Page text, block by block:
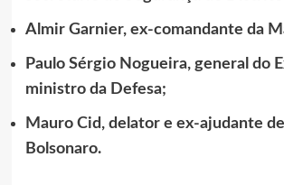
Almir Garnier, ex-comandante da
Paulo Sérgio Nogueira, general do
ministro da Defesa;
Mauro Cid, delator e ex-ajudante
Bolsonaro.